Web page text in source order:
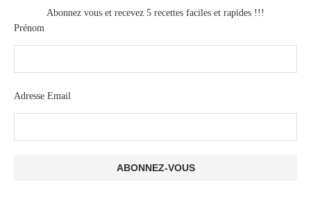
Abonnez vous et recevez 5 recettes faciles et rapides !!!
Prénom
Adresse Email